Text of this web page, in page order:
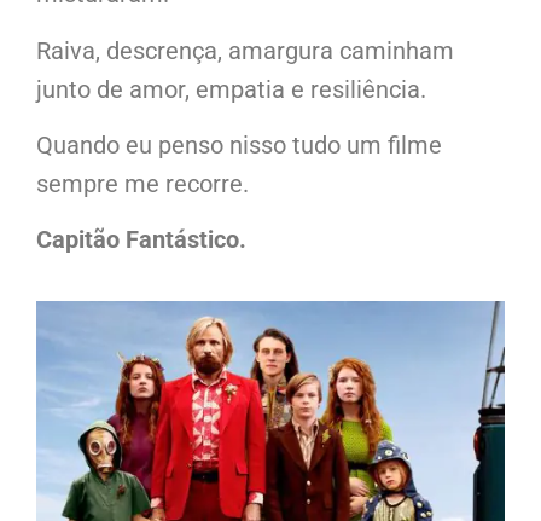
Raiva, descrença, amargura caminham
junto de amor, empatia e resiliência.
Quando eu penso nisso tudo um filme
sempre me recorre.
Capitão Fantástico.